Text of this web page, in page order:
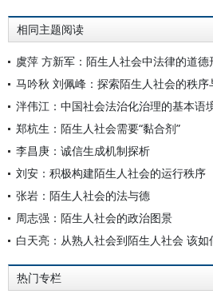
相同主题阅读
虞萍 方新军：陌生人社会中法律的道德
马吟秋 刘佩峰：探索陌生人社会的秩序
泮伟江：中国社会法治化治理的基本
郑杭生：陌生人社会需要“黏合剂”
李昌庚：诚信生成机制探析
刘安：积极构建陌生人社会的运行秩序
张岩：陌生人社会的法与德
周志强：陌生人社会的政治图景
白天亮：从熟人社会到陌生人社会 该
热门专栏